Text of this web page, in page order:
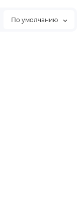
По умолчанию